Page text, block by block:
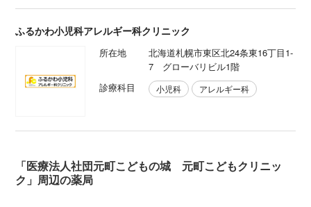
ふるかわ小児科アレルギー科クリニック
所在地
北海道札幌市東区北24条東16丁目1-
7 グローバリビル1階
診療科目
小児科 アレルギー科
「医療法人社団元町こどもの城 元町こどもクリニッ
ク」周辺の薬局